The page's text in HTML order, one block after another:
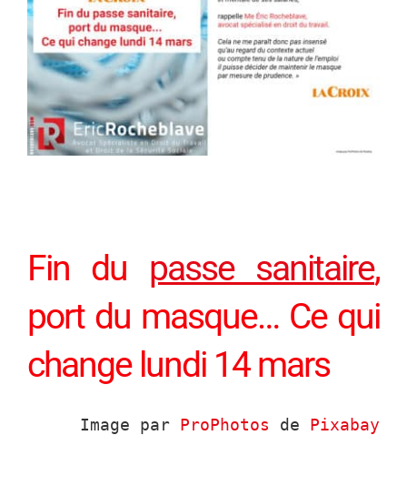
Fin du passe sanitaire,
port du masque… Ce qui
change lundi 14 mars
Image par ProPhotos de Pixabay